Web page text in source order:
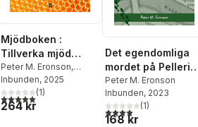
Mjödboken :
Tillverka mjöd
hemma
Peter M. Eronson,
Magnus Vasilis
Inbunden, 2025
5,0utav 5 stjärnor. Totalt antal röster:
(1)
264 kr
Det egendomliga
mordet på
margarinfabrik
Peter M. Eronson
Inbunden, 2023
4,0utav 5 stjärnor.
(1)
168 kr